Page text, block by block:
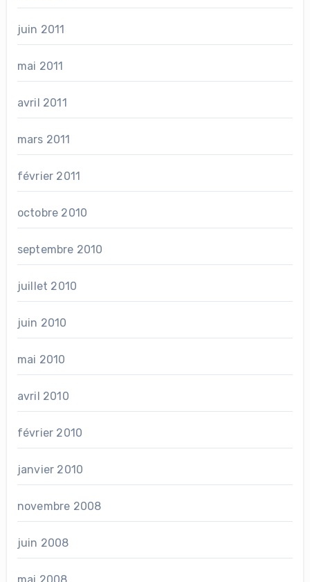
juin 2011
mai 2011
avril 2011
mars 2011
février 2011
octobre 2010
septembre 2010
juillet 2010
juin 2010
mai 2010
avril 2010
février 2010
janvier 2010
novembre 2008
juin 2008
mai 2008